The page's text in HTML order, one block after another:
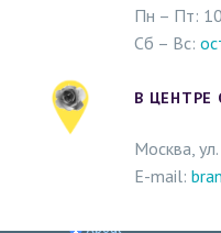
Пн – Пт:
Сб – Вс:
В ЦЕНТРЕ
Москва,
E-mail: